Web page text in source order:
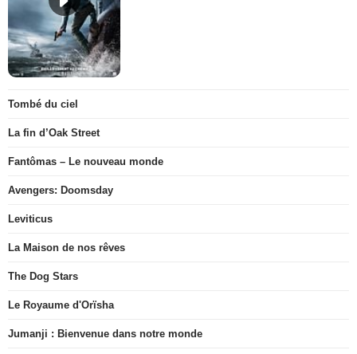
Tombé du ciel
La fin d’Oak Street
Fantômas – Le nouveau monde
Avengers: Doomsday
Leviticus
La Maison de nos rêves
The Dog Stars
Le Royaume d'Orïsha
Jumanji : Bienvenue dans notre monde